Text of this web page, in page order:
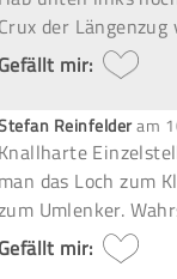
Crux der
Gefällt mir:
Reinfelderam
Knallharte
man das Loch zum
Umlenker.
Gefällt mir: